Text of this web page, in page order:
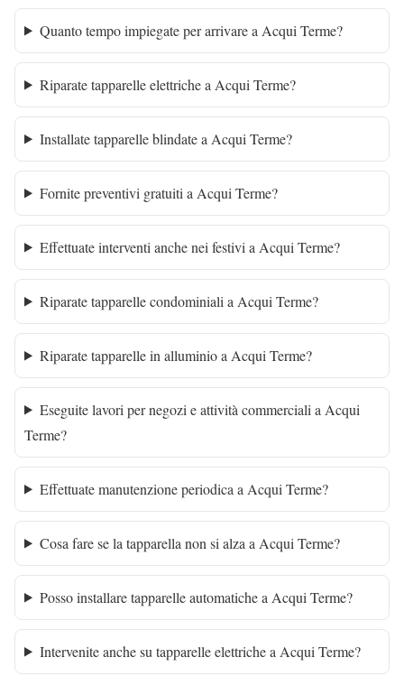
Quanto tempo impiegate per arrivare a Acqui Terme?
Riparate tapparelle elettriche a Acqui Terme?
Installate tapparelle blindate a Acqui Terme?
Fornite preventivi gratuiti a Acqui Terme?
Effettuate interventi anche nei festivi a Acqui Terme?
Riparate tapparelle condominiali a Acqui Terme?
Riparate tapparelle in alluminio a Acqui Terme?
Eseguite lavori per negozi e attività commerciali a Acqui
Terme?
Effettuate manutenzione periodica a Acqui Terme?
Cosa fare se la tapparella non si alza a Acqui Terme?
Posso installare tapparelle automatiche a Acqui Terme?
Intervenite anche su tapparelle elettriche a Acqui Terme?